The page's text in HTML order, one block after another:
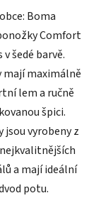
hvězdiček.
Boma
Comfort
v šedé barvě.
mají maximálně
lem a ručně
špici.
jsou vyrobeny z
a mají ideální
potu.